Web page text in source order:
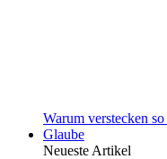
Warum verstecken
Glaube
Neueste Artikel